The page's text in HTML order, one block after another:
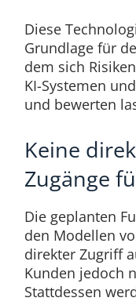
Diese
Grundlage für
dem sich
KI-Systemen und
und bewerten
Keine
Zugänge
Die geplanten
den Modellen
direkter Zugriff
Kunden jedoch
Stattdessen